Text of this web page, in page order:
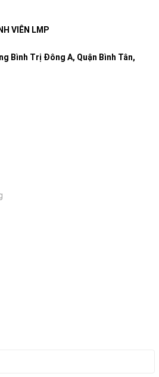
VIÊN LMP
Bình Trị Đông A, Quận Bình Tân,